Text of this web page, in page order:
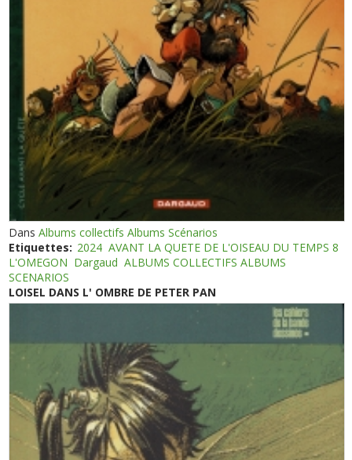
DansAlbums collectifs Albums Scénarios
Etiquettes: 2024 AVANT LA QUETE DE L'OISEAU DU TEMPS 8
L'OMEGON Dargaud ALBUMS COLLECTIFS ALBUMS
SCENARIOS
LOISEL DANS L' OMBRE DE PETER PAN